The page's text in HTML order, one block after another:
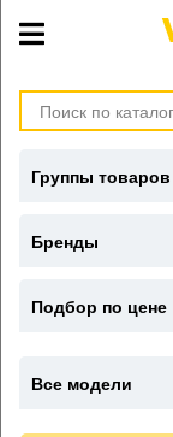
Группы товаров
Бренды
Подбор по цене
Все модели